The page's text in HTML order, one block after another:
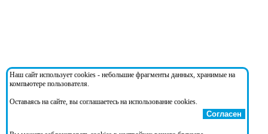
Наш сайт использует cookies - небольшие фрагменты данных, хранимые на
компьютере пользователя.
Оставаясь на сайте, вы соглашаетесь на использование cookies.
Согласен